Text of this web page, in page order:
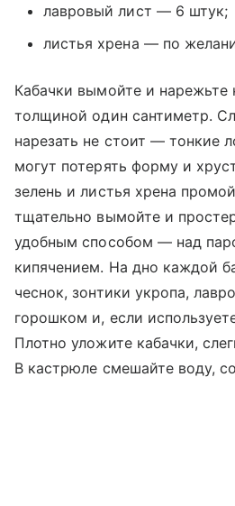
лавровый лист — 6 штук;
листья хрена — по
Кабачки вымойте и
толщиной один сантиметр.
нарезать не стоит — тонкие
могут потерять форму и
зелень и листья хрена
тщательно вымойте и
удобным способом — над
кипячением. На дно каждой
чеснок, зонтики укропа,
горошком и, если
Плотно уложите кабачки,
В кастрюле смешайте воду,